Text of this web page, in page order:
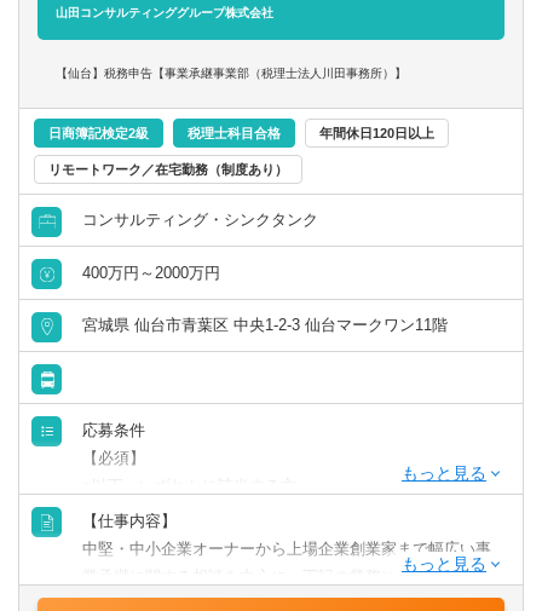
山田コンサルティンググループ株式会社
【仙台】税務申告【事業承継事業部（税理士法人川田事務所）】
日商簿記検定2級 税理士科目合格 年間休日120日以上
リモートワーク／在宅勤務（制度あり）
コンサルティング・シンクタンク
400万円～2000万円
宮城県 仙台市青葉区 中央1-2-3 仙台マークワン11階
応募条件
【必須】
①税理士法人、会計事務所などで法人税申告/資産税申告等
の実務経験をお持ちの方
②実務経験は不問で税理士科目を1科目以上合格の方
③税理士資格/公認会計士資格をお持ちの方
【仕事内容】
中堅・中小企業オーナーから上場企業創業家まで幅広い事
業承継に関する相談を中心に、下記の業務に従事していた
フリーワード
企業名のみで検索
休日・働き方
リモートワーク／在宅勤務（制度あり）
年間休日120日以上
原則として転勤なし
フレックス出勤／時差出勤（制度あり）
募集・採用情報